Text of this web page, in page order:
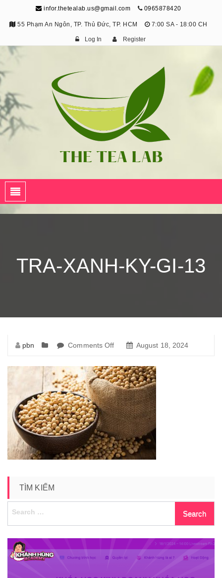
infor.thetealab.us@gmail.com 0965878420
55 Phạm An Ngôn, TP. Thủ Đức, TP. HCM 7:00 SA - 18:00 CH
Log In Register
TRA-XANH-KY-GI-13
pbn Comments Off
xanh-
ky-
gi-
13
August 18, 2024
TÌM KIẾM
Search